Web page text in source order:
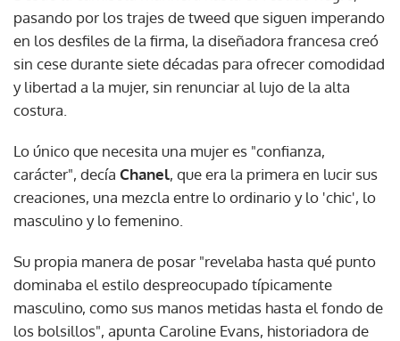
pasando por los trajes de tweed que siguen imperando
en los desfiles de la firma, la diseñadora francesa creó
sin cese durante siete décadas para ofrecer comodidad
y libertad a la mujer, sin renunciar al lujo de la alta
costura.
Lo único que necesita una mujer es "confianza,
carácter", decía Chanel, que era la primera en lucir sus
creaciones, una mezcla entre lo ordinario y lo 'chic', lo
masculino y lo femenino.
Su propia manera de posar "revelaba hasta qué punto
dominaba el estilo despreocupado típicamente
masculino, como sus manos metidas hasta el fondo de
los bolsillos", apunta Caroline Evans, historiadora de